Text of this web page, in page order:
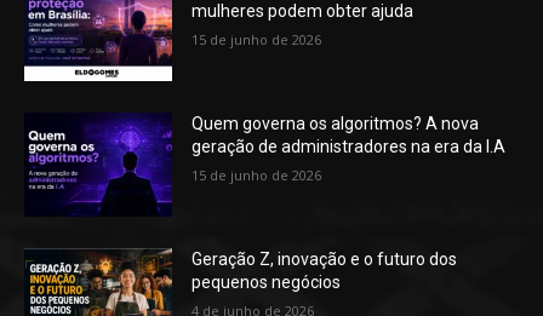
mulheres podem obter ajuda
15 de junho de 2026
Quem governa os algoritmos? A nova
geração de administradores na era da I.A
15 de junho de 2026
Geração Z, inovação e o futuro dos
pequenos negócios
4 de junho de 2026